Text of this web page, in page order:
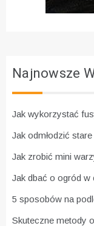
Najnowsze
Jak wykorzystać
Jak odmłodzić
Jak zrobić mini
Jak dbać o ogród
5 sposobów na
Skuteczne metody